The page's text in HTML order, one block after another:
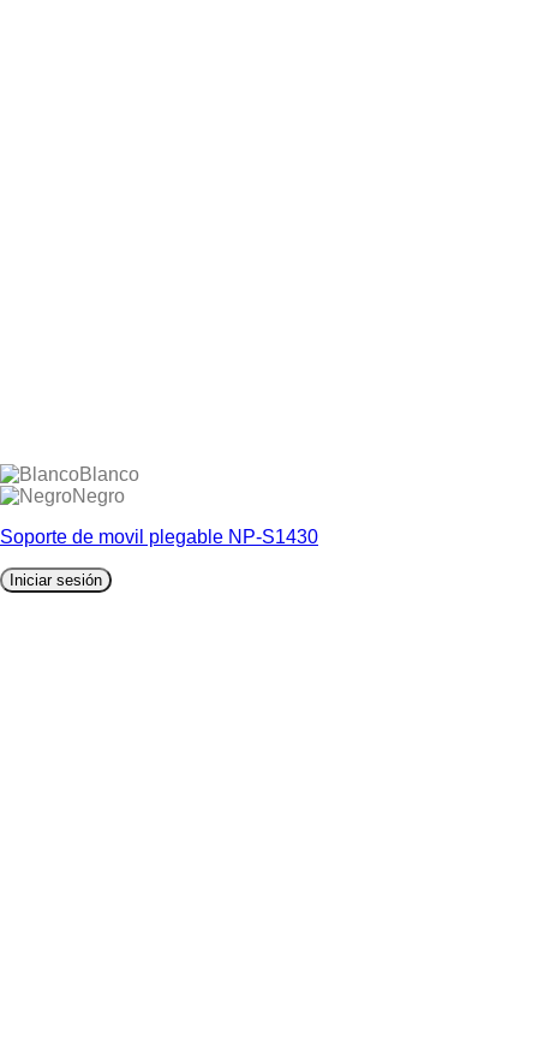
Blanco
Negro
Soporte de movil plegable NP-S1430
Iniciar sesión